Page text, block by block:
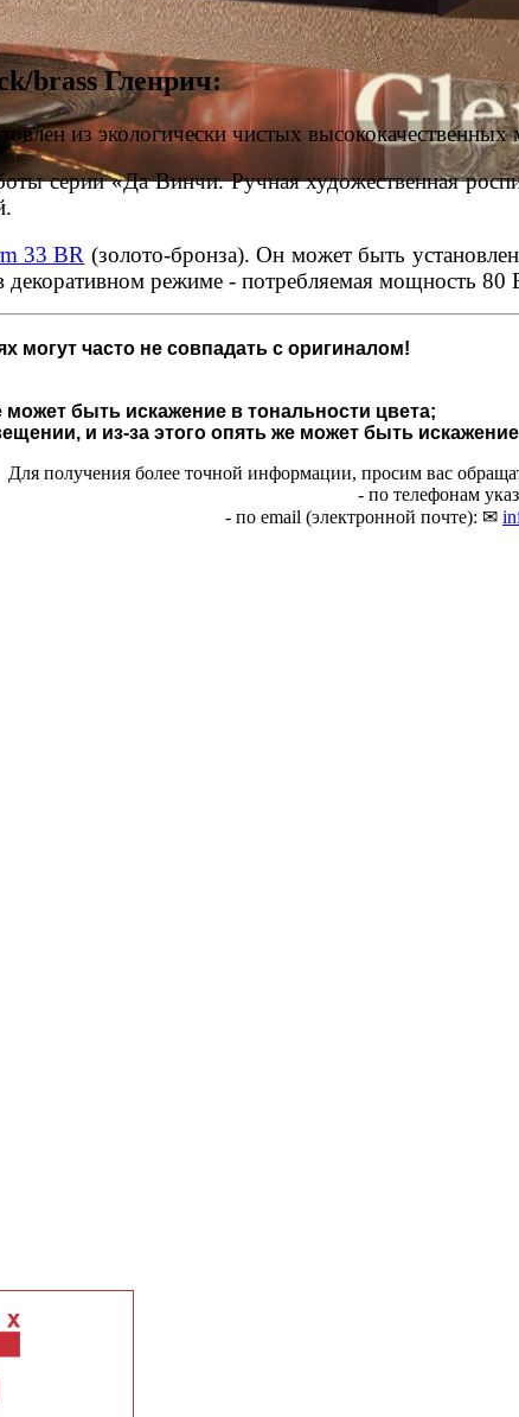
brass Гленрич:
из экологически чистых высококачественных
серии «Да Винчи. Ручная художественная
33 BR (золото-бронза). Он может быть
режиме - потребляемая мощность 80
могут часто не совпадать с оригиналом!
быть искажение в тональности цвета;
и из-за этого опять же может быть
Для получения более точной информации, просим вас
- по телефонам
- по email (электронной почте): ✉